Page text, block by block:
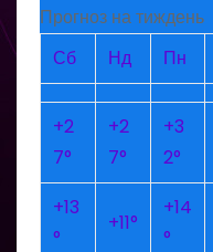
Прогноз на тиждень
Сб
Нд Пн
+2
7°
+2
7°
+3
2°
+13
°
+11°
+14
°